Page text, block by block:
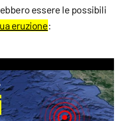
essere le possibili
eruzione: